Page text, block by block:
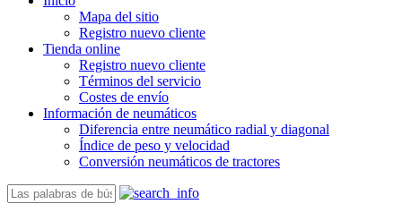
Mapa del sitio
Registro nuevo cliente
Tienda online
Registro nuevo cliente
Términos del servicio
Costes de envío
Información de neumáticos
Diferencia entre neumático radial y diagonal
Índice de peso y velocidad
Conversión neumáticos de tractores